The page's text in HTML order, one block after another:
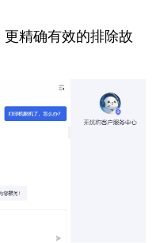
精确有效的排除故